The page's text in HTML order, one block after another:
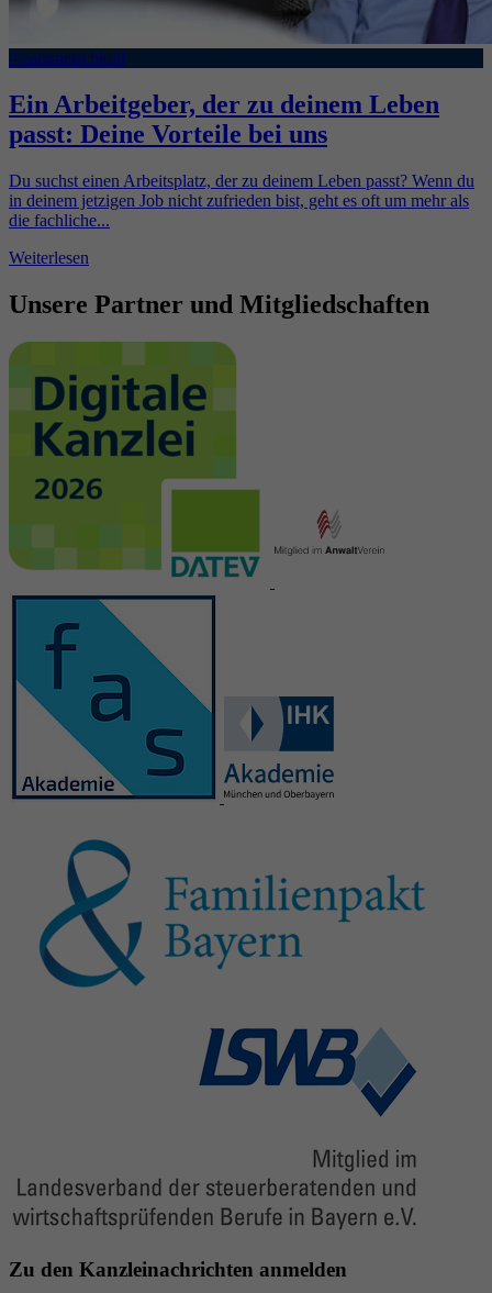
#teammetschkoll
Ein Arbeitgeber, der zu deinem Leben
passt: Deine Vorteile bei uns
Du suchst einen Arbeitsplatz, der zu deinem Leben passt? Wenn du
in deinem jetzigen Job nicht zufrieden bist, geht es oft um mehr als
die fachliche...
Weiterlesen
Unsere Partner und Mitgliedschaften
Zu den Kanzleinachrichten anmelden